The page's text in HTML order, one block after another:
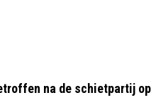
na de schietpartij